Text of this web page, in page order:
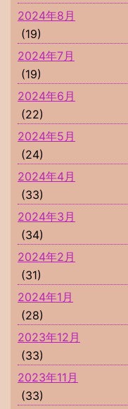
2024年8月
(19)
2024年7月
(19)
2024年6月
(22)
2024年5月
(24)
2024年4月
(33)
2024年3月
(34)
2024年2月
(31)
2024年1月
(28)
2023年12月
(33)
2023年11月
(33)